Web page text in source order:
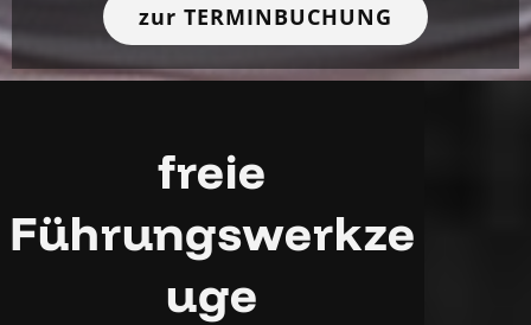
zur TERMINBUCHUNG
freie
Führungswerkze
uge